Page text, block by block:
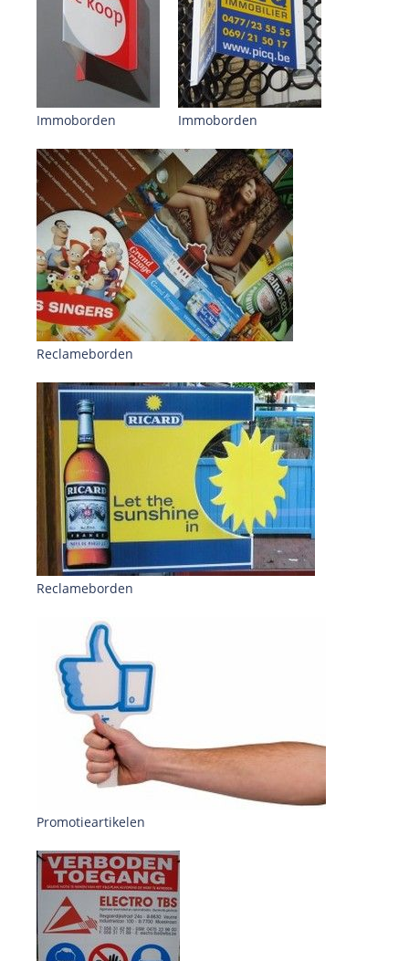
Immoborden Immoborden
Reclameborden
Reclameborden
Promotieartikelen